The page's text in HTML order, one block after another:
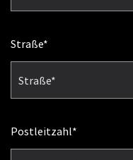
Straße
Postleitzahl